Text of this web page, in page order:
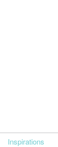
Inspirations